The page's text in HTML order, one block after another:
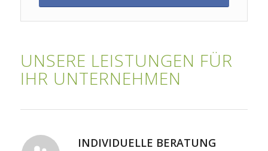
UNSERE LEISTUNGEN FÜR
IHR UNTERNEHMEN
INDIVIDUELLE BERATUNG